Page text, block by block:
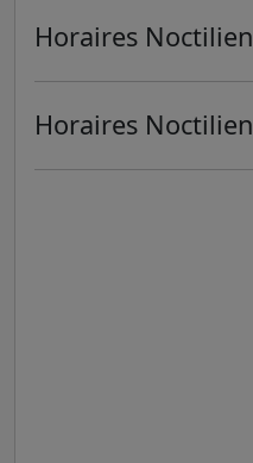
Horaires Noctilien
Horaires Noctilien